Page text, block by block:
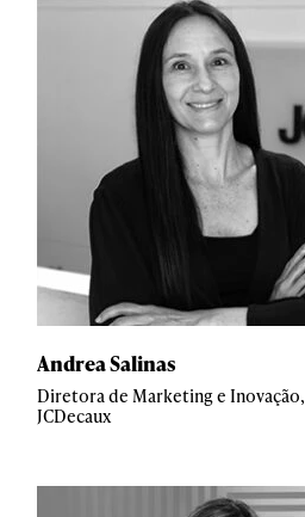
Andrea Salinas
Diretora de Marketing e Inovação,
JCDecaux